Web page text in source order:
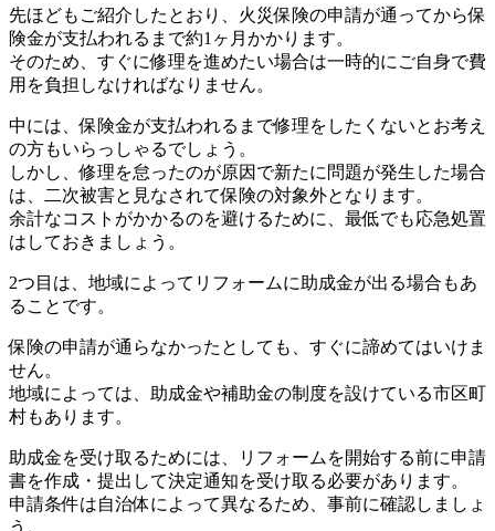
先ほどもご紹介したとおり、火災保険の申請が通ってから保
険金が支払われるまで約1ヶ月かかります。
そのため、すぐに修理を進めたい場合は一時的にご自身で費
用を負担しなければなりません。
中には、保険金が支払われるまで修理をしたくないとお考え
の方もいらっしゃるでしょう。
しかし、修理を怠ったのが原因で新たに問題が発生した場合
は、二次被害と見なされて保険の対象外となります。
余計なコストがかかるのを避けるために、最低でも応急処置
はしておきましょう。
2つ目は、地域によってリフォームに助成金が出る場合もあ
ることです。
保険の申請が通らなかったとしても、すぐに諦めてはいけま
せん。
地域によっては、助成金や補助金の制度を設けている市区町
村もあります。
助成金を受け取るためには、リフォームを開始する前に申請
書を作成・提出して決定通知を受け取る必要があります。
申請条件は自治体によって異なるため、事前に確認しましょ
う。